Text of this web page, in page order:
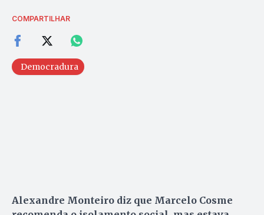
COMPARTILHAR
Democradura
Alexandre Monteiro diz que Marcelo Cosme